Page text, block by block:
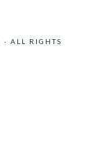
· ALL RIGHTS